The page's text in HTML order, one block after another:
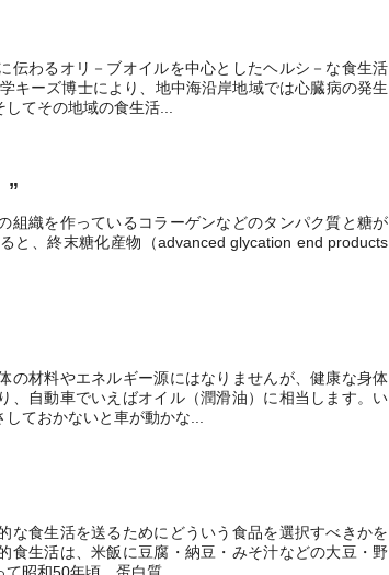
伝わるオリ－ブオイルを中心としたヘルシ－な食生活
キーズ博士により、地中海沿岸地域では心臓病の発生
てその地域の食生活...
”
組織を作っているコラーゲンなどのタンパク質と糖が
と、終末糖化産物（advanced glycation end products
の材料やエネルギー源にはなりませんが、健康な身体
、自動車でいえばオイル（潤滑油）に相当します。い
ておかないと車が動かな...
な食生活を送るためにどういう食品を選択すべきかを
食生活は、米飯に豆腐・納豆・みそ汁などの大豆・野